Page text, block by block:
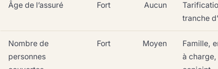
Âge de l’assuré Fort Aucun
tranche
Nombre de
personnes
Fort Moyen
Famille,
à charge,